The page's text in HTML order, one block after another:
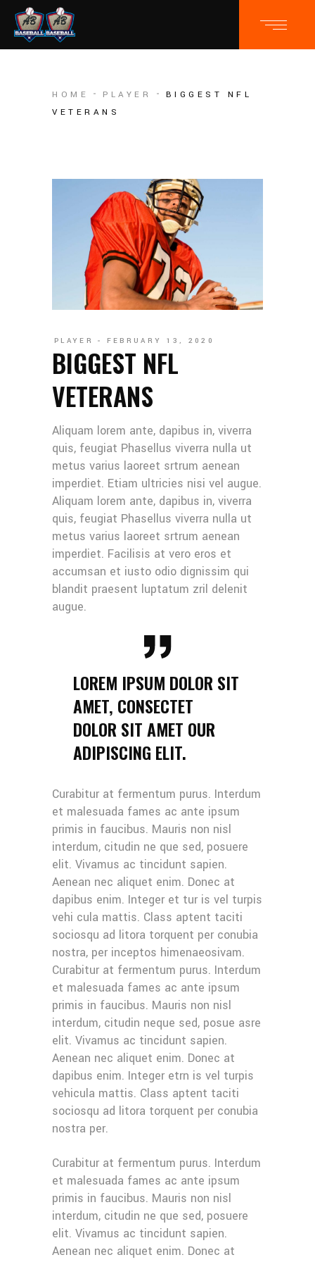
HOME PLAYER
BIGGEST NFL
VETERANS
PLAYER FEBRUARY 13, 2020
BIGGEST NFL
VETERANS
Aliquam lorem ante, dapibus in, viverra
quis, feugiat Phasellus viverra nulla ut
metus varius laoreet srtrum aenean
imperdiet. Etiam ultricies nisi vel augue.
Aliquam lorem ante, dapibus in, viverra
quis, feugiat Phasellus viverra nulla ut
metus varius laoreet srtrum aenean
imperdiet. Facilisis at vero eros et
accumsan et iusto odio dignissim qui
blandit praesent luptatum zril delenit
augue.
LOREM IPSUM DOLOR SIT
AMET, CONSECTET
DOLOR SIT AMET OUR
ADIPISCING ELIT.
Curabitur at fermentum purus. Interdum
et malesuada fames ac ante ipsum
primis in faucibus. Mauris non nisl
interdum, citudin ne que sed, posuere
elit. Vivamus ac tincidunt sapien.
Aenean nec aliquet enim. Donec at
dapibus enim. Integer et tur is vel turpis
vehi cula mattis. Class aptent taciti
sociosqu ad litora torquent per conubia
nostra, per inceptos himenaeosivam.
Curabitur at fermentum purus. Interdum
et malesuada fames ac ante ipsum
primis in faucibus. Mauris non nisl
interdum, citudin neque sed, posue asre
elit. Vivamus ac tincidunt sapien.
Aenean nec aliquet enim. Donec at
dapibus enim. Integer etrn is vel turpis
vehicula mattis. Class aptent taciti
sociosqu ad litora torquent per conubia
nostra per.
Curabitur at fermentum purus. Interdum
et malesuada fames ac ante ipsum
primis in faucibus. Mauris non nisl
interdum, citudin ne que sed, posuere
elit. Vivamus ac tincidunt sapien.
Aenean nec aliquet enim. Donec at